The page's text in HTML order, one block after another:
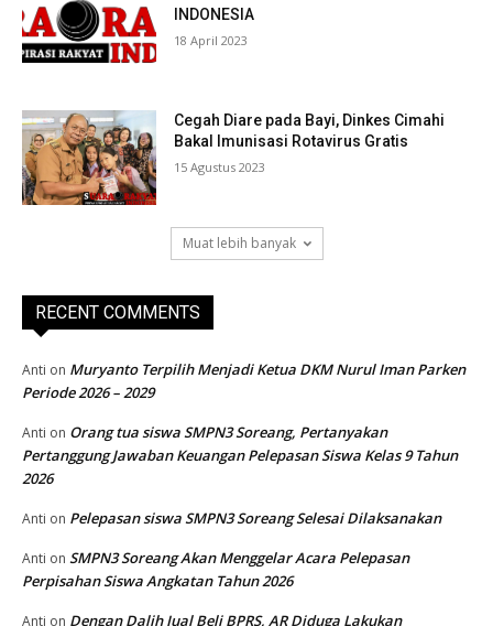
INDONESIA
18 April 2023
Cegah Diare pada Bayi, Dinkes Cimahi
Bakal Imunisasi Rotavirus Gratis
15 Agustus 2023
Muat lebih banyak
RECENT COMMENTS
Anti on Muryanto Terpilih Menjadi Ketua DKM Nurul Iman Parken
Periode 2026 – 2029
Anti on Orang tua siswa SMPN3 Soreang, Pertanyakan
Pertanggung Jawaban Keuangan Pelepasan Siswa Kelas 9 Tahun
2026
Anti on Pelepasan siswa SMPN3 Soreang Selesai Dilaksanakan
Anti on SMPN3 Soreang Akan Menggelar Acara Pelepasan
Perpisahan Siswa Angkatan Tahun 2026
Anti on Dengan Dalih Jual Beli BPRS, AR Diduga Lakukan